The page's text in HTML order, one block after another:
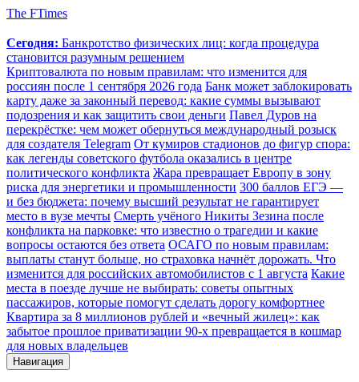
The FTimes
Сегодня: Банкротство физических лиц: когда процедура
становится разумным решением
Криптовалюта по новым правилам: что изменится для
россиян после 1 сентября 2026 года Банк может заблокировать
карту даже за законный перевод: какие суммы вызывают
подозрения и как защитить свои деньги Павел Дуров на
перекрёстке: чем может обернуться международный розыск
для создателя Telegram От кумиров стадионов до фигур спора:
как легенды советского футбола оказались в центре
политического конфликта Жара превращает Европу в зону
риска для энергетики и промышленности 300 баллов ЕГЭ —
и без бюджета: почему высший результат не гарантирует
место в вузе мечты Смерть учёного Никиты Зезина после
конфликта на парковке: что известно о трагедии и какие
вопросы остаются без ответа ОСАГО по новым правилам:
выплаты станут больше, но страховка начнёт дорожать. Что
изменится для российских автомобилистов с 1 августа Какие
места в поезде лучше не выбирать: советы опытных
пассажиров, которые помогут сделать дорогу комфортнее
Квартира за 8 миллионов рублей и «вечный жилец»: как
забытое прошлое приватизации 90-х превращается в кошмар
для новых владельцев
Навигация